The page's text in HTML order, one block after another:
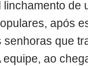
de
após
senhoras que
equipe, ao